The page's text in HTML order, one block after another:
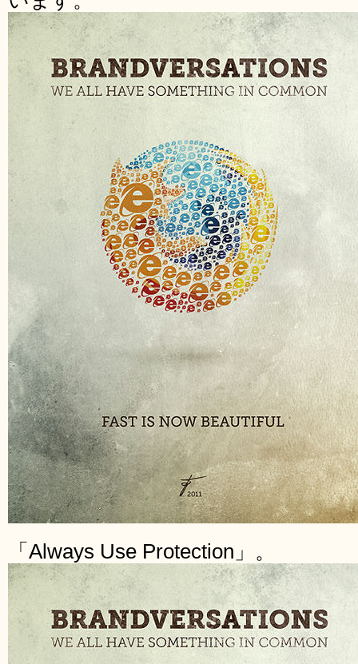
「Always Use Protection」。